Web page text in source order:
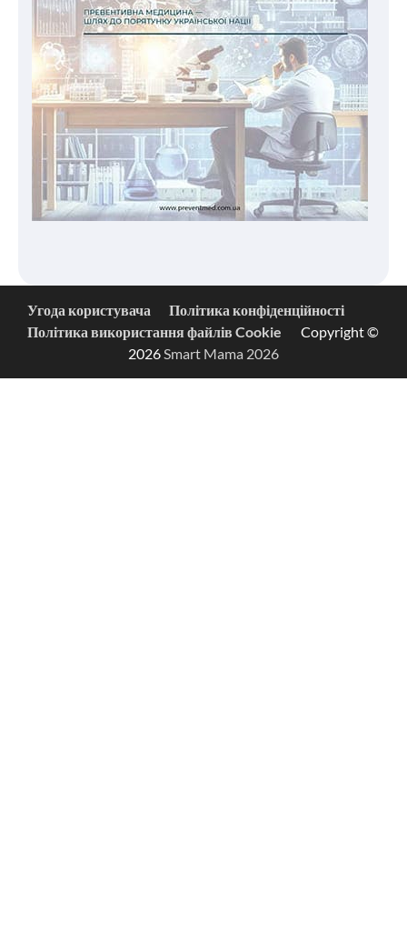
Угода користувача
Політика конфіденційності
Політика використання файлів Cookie
Copyright ©
2026 Smart Mama 2026